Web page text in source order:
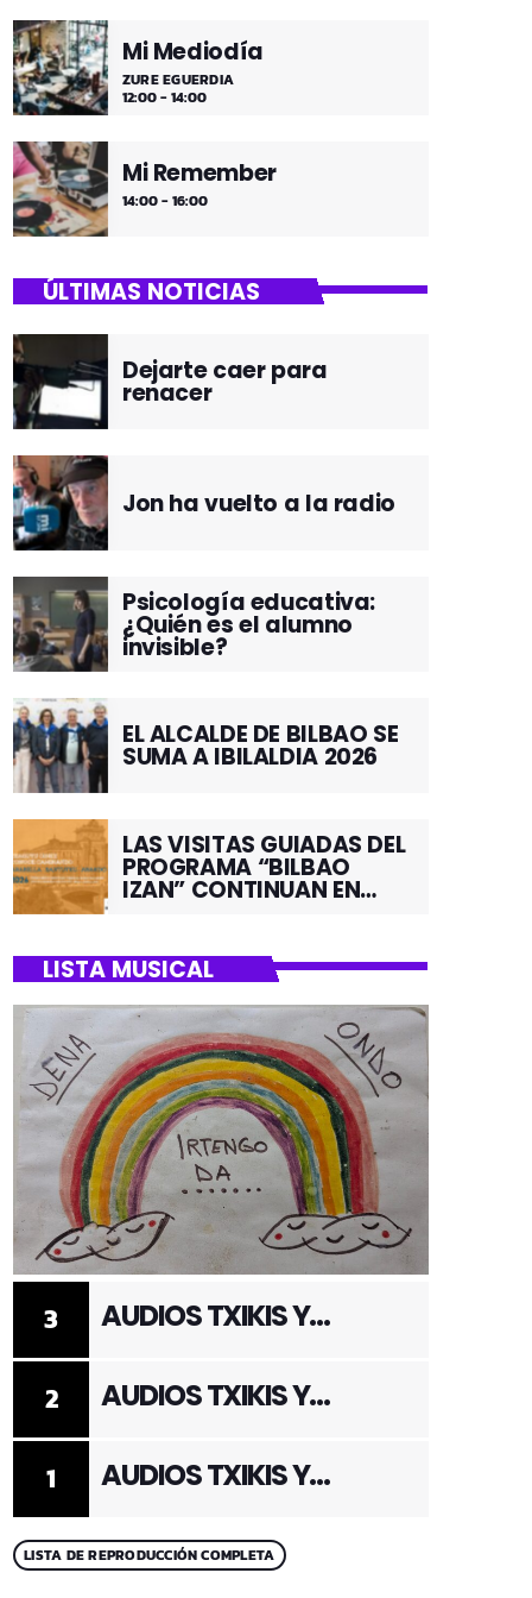
Mi Mediodía
ZURE EGUERDIA
12:00 - 14:00
Mi Remember
14:00 - 16:00
ÚLTIMAS NOTICIAS
Dejarte caer para
renacer
Jon ha vuelto a la radio
Psicología educativa:
¿Quién es el alumno
invisible?
EL ALCALDE DE BILBAO SE
SUMA A IBILALDIA 2026
LAS VISITAS GUIADAS DEL
PROGRAMA “BILBAO
IZAN” CONTINUAN EN
LISTA MUSICAL
1 AUDIOS TXIKIS Y
2 AUDIOS TXIKIS Y
3 AUDIOS TXIKIS Y
LISTA DE REPRODUCCIÓN COMPLETA